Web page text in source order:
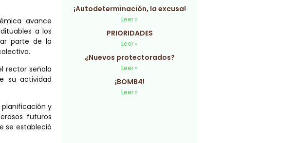
avance
a los
parte de la
rector señala
su actividad
planificación y
futuros
se estableció
¡Autodeterminación, la excusa!
Leer »
PRIORIDADES
Leer »
¿Nuevos protectorados?
Leer »
¡BOMB4!
Leer »